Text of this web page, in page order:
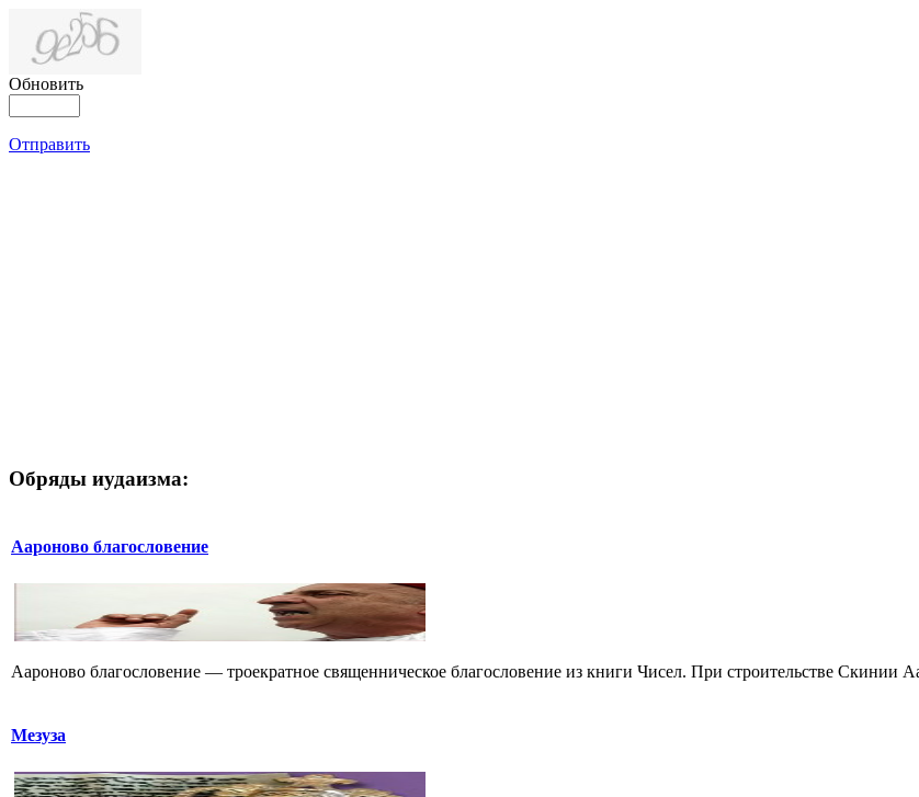
Обновить
Отправить
Обряды иудаизма:
Аароново благословение
Аароново благословение — троекратное священническое благословение из книги Чисел. При строительстве Скинии
Мезуза